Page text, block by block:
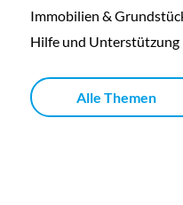
Immobilien &
Hilfe und Unterstützung
Alle Themen